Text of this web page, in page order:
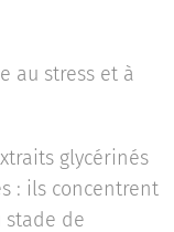
au stress et à
glycérinés
: ils concentrent
stade de